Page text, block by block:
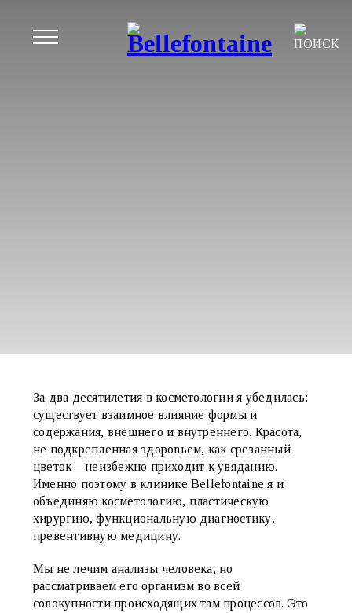
За два десятилетия в косметологии я убедилась:
существует взаимное влияние формы и
содержания, внешнего и внутреннего. Красота,
не подкрепленная здоровьем, как срезанный
цветок – неизбежно приходит к увяданию.
Именно поэтому в клинике Bellefontaine я и
объединяю косметологию, пластическую
хирургию, функциональную диагностику,
превентивную медицину.
Мы не лечим анализы человека, но
рассматриваем его организм во всей
совокупности происходящих там процессов. Это